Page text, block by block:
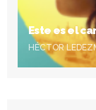
Este es el
HÉCTOR